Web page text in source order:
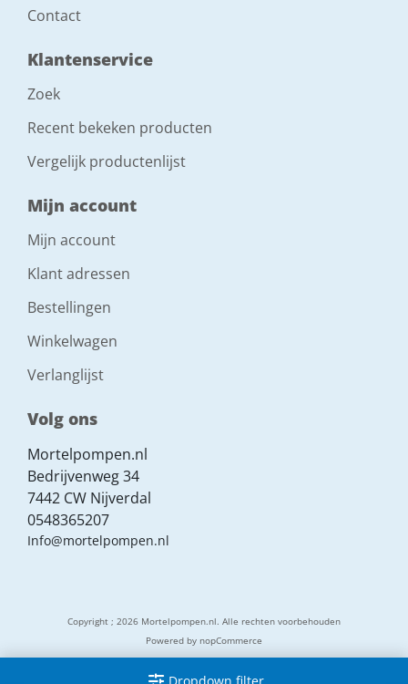
Dropdown filter
Contact
Klantenservice
Zoek
Recent bekeken producten
Vergelijk productenlijst
Mijn account
Mijn account
Klant adressen
Bestellingen
Winkelwagen
Verlanglijst
Volg ons
Mortelpompen.nl
Bedrijvenweg 34
7442 CW Nijverdal
0548365207
Info@mortelpompen.nl
Copyright ; 2026 Mortelpompen.nl. Alle rechten voorbehouden
Powered by nopCommerce